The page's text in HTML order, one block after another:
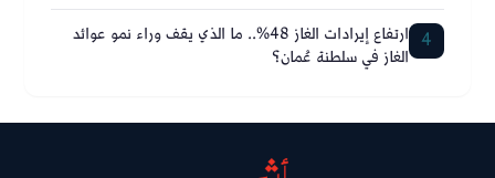
4 ارتفاع إيرادات الغاز 48%.. ما الذي يقف وراء نمو عوائد
الغاز في سلطنة عُمان؟